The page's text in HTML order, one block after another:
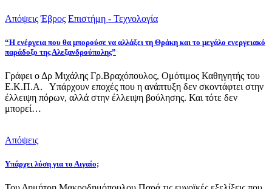
Απόψεις Έβρος Επιστήμη - Τεχνολογία
“Η ενέργεια που θα μπορούσε να αλλάξει τη Θράκη και το μεγάλο ενεργειακό
παράδοξο της Αλεξανδρούπολης”
Γράφει ο Δρ Μιχάλης Γρ.Βραχόπουλος, Ομότιμος Καθηγητής του
Ε.Κ.Π.Α. Υπάρχουν εποχές που η ανάπτυξη δεν σκοντάφτει στην
έλλειψη πόρων, αλλά στην έλλειψη βούλησης. Και τότε δεν
μπορεί…
Απόψεις
Υπάρχει λύση για το Αιγαίο;